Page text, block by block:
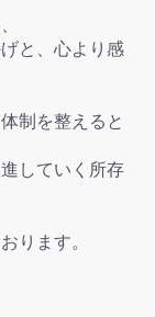
と、心より感
制を整えると
していく所存
ります。